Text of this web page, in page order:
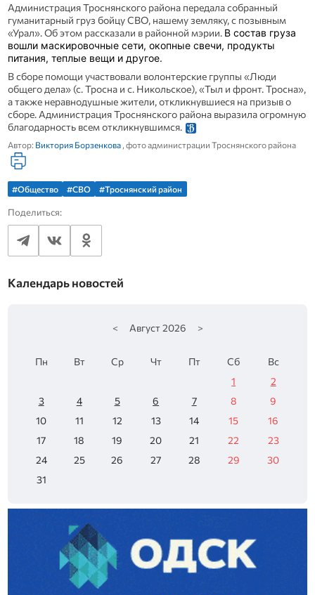
Администрация Троснянского района передала собранный
гуманитарный груз бойцу СВО, нашему земляку, с позывным
«Урал». Об этом рассказали в районной мэрии. В состав груза
вошли маскировочные сети, окопные свечи, продукты
питания, теплые вещи и другое.
В сборе помощи участвовали волонтерские группы «Люди
общего дела» (с. Тросна и с. Никольское), «Тыл и фронт. Тросна»,
а также неравнодушные жители, откликнувшиеся на призыв о
сборе. Администрация Троснянского района выразила огромную
благодарность всем откликнувшимся.
Автор: Виктория Борзенкова, фото администрации Троснянского района
#Общество #СВО #Троснянский район
Поделиться:
Календарь новостей
< Август 2026 >
Пн Вт Ср Чт Пт Сб
Вс
1
2
3
4 5 6 7 8
9
10
11 12 13 14 15
16
17
18 19 20 21 22
23
24
25 26 27 28 29
30
31